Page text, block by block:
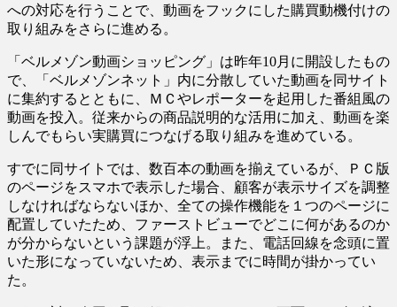
への対応を行うことで、動画をフックにした購買動機付けの
取り組みをさらに進める。
「ベルメゾン動画ショッピング」は昨年10月に開設したもの
で、「ベルメゾンネット」内に分散していた動画を同サイト
に集約するとともに、ＭＣやレポーターを起用した番組風の
動画を投入。従来からの商品説明的な活用に加え、動画を楽
しんでもらい実購買につなげる取り組みを進めている。
すでに同サイトでは、数百本の動画を揃えているが、ＰＣ版
のページをスマホで表示した場合、顧客が表示サイズを調整
しなければならないほか、全ての操作機能を１つのページに
配置していたため、ファーストビューでどこに何があるのか
が分からないという課題が浮上。また、電話回線を念頭に置
いた形になっていないため、表示までに時間が掛かってい
た。